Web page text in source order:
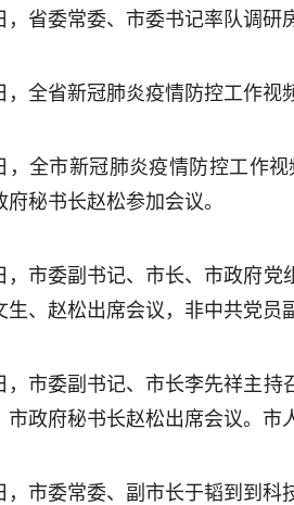
，省委常委、市委书记率队调
，全省新冠肺炎疫情防控工作
，全市新冠肺炎疫情防控工作
府秘书长赵松参加会议。
，市委副书记、市长、市政府
生、赵松出席会议，非中共党
，市委副书记、市长李先祥主
市政府秘书长赵松出席会议。
，市委常委、副市长于韬到到科